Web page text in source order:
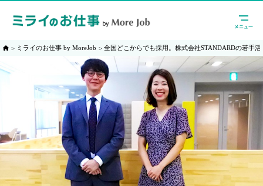
ミライのお仕事 by MoreJob 全国どこからでも採用。株式会社STANDARDの若手